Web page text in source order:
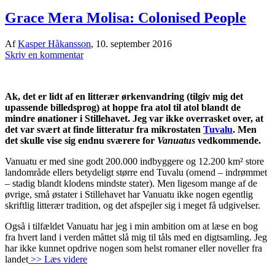
Grace Mera Molisa: Colonised People
AfKasper Håkansson, 10. september 2016
Skriv en kommentar
Ak, det er lidt af en litterær ørkenvandring (tilgiv mig det
upassende billedsprog) at hoppe fra atol til atol blandt de
mindre ønationer i Stillehavet. Jeg var ikke overrasket over, at
det var svært at finde litteratur fra mikrostaten Tuvalu. Men
det skulle vise sig endnu sværere for Vanuatus vedkommende.
Vanuatu er med sine godt 200.000 indbyggere og 12.200 km² store
landområde ellers betydeligt større end Tuvalu (omend – indrømmet
– stadig blandt klodens mindste stater). Men ligesom mange af de
øvrige, små østater i Stillehavet har Vanuatu ikke nogen egentlig
skriftlig litterær tradition, og det afspejler sig i meget få udgivelser.
Også i tilfældet Vanuatu har jeg i min ambition om at læse en bog
fra hvert land i verden måttet slå mig til tåls med en digtsamling. Jeg
har ikke kunnet opdrive nogen som helst romaner eller noveller fra
landet >> Læs videre